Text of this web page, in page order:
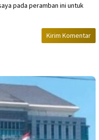
pada peramban ini untuk